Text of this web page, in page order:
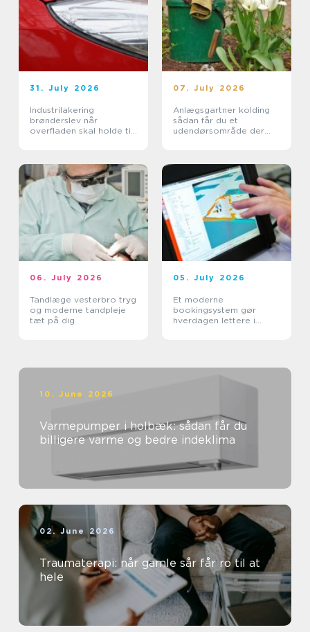
31. July 2026
Industrilakering
brønderslev når
overfladen skal holde til
07. July 2026
Anlægsgartner kolding
sådan får du et
udendørsområde der
06. July 2026
Tandlæge vesterbro tryg
og moderne tandpleje
tæt på dig
05. July 2026
Et moderne
bookingsystem gør
hverdagen lettere i
10. June 2026
Varmepumper i holbæk: sådan får du
billigere varme og bedre indeklima
02. June 2026
Traumaterapi: når gamle sår får ro til at
hele